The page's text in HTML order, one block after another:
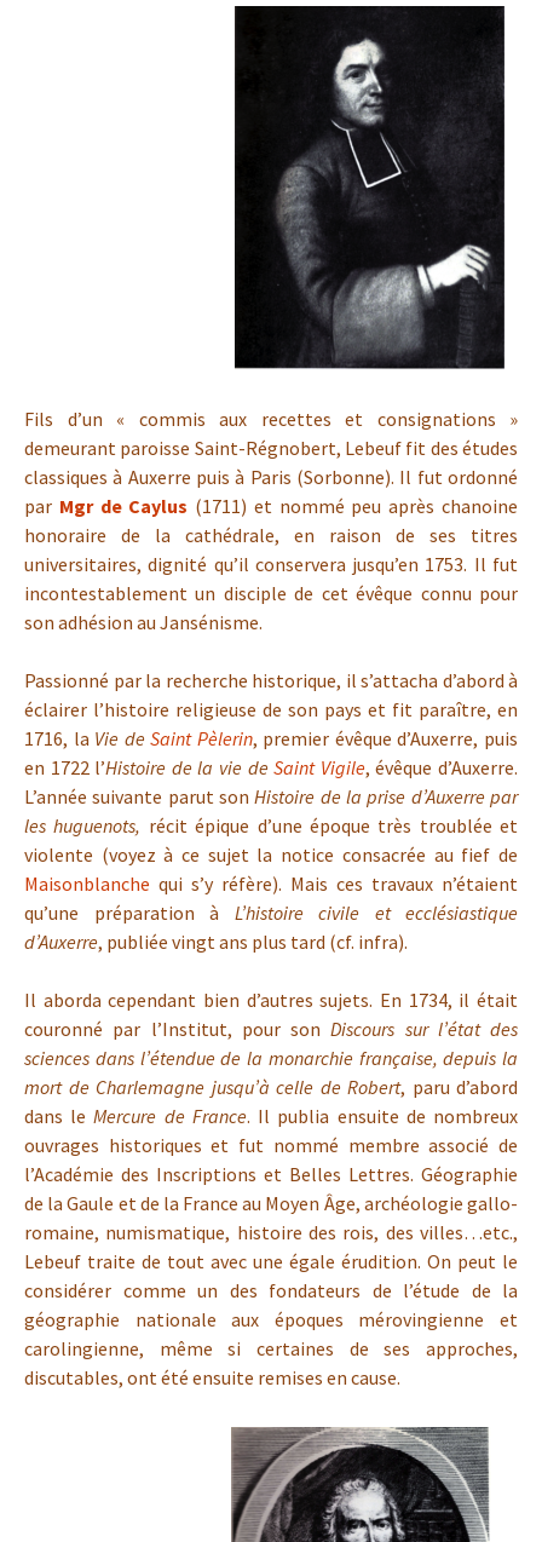
Fils d’un « commis aux recettes et consignations »
demeurant paroisse Saint-Régnobert, Lebeuf fit des études
classiques à Auxerre puis à Paris (Sorbonne). Il fut ordonné
par Mgr de Caylus (1711) et nommé peu après chanoine
honoraire de la cathédrale, en raison de ses titres
universitaires, dignité qu’il conservera jusqu’en 1753. Il fut
incontestablement un disciple de cet évêque connu pour
son adhésion au Jansénisme.
Passionné par la recherche historique, il s’attacha d’abord à
éclairer l’histoire religieuse de son pays et fit paraître, en
1716, la Vie deSaint Pèlerin, premier évêque d’Auxerre, puis
en 1722 l’Histoire de la vie deSaint Vigile, évêque d’Auxerre.
L’année suivante parut sonHistoire de la prise d’Auxerre par
les huguenots, récit épique d’une époque très troublée et
violente (voyez à ce sujet la notice consacrée au fief de
Maisonblanche qui s’y réfère). Mais ces travaux n’étaient
qu’une préparation à L’histoire civile et ecclésiastique
d’Auxerre, publiée vingt ans plus tard (cf. infra).
Il aborda cependant bien d’autres sujets. En 1734, il était
couronné par l’Institut, pour sonDiscours sur l’état des
sciences dans l’étendue de la monarchie française, depuis la
mort de Charlemagne jusqu’à celle de Robert, paru d’abord
dans leMercure de France. Il publia ensuite de nombreux
ouvrages historiques et fut nommé membre associé de
l’Académie des Inscriptions et Belles Lettres. Géographie
de la Gaule et de la France au Moyen Âge, archéologie gallo-
romaine, numismatique, histoire des rois, des villes…etc.,
Lebeuf traite de tout avec une égale érudition. On peut le
considérer comme un des fondateurs de l’étude de la
géographie nationale aux époques mérovingienne et
carolingienne, même si certaines de ses approches,
discutables, ont été ensuite remises en cause.